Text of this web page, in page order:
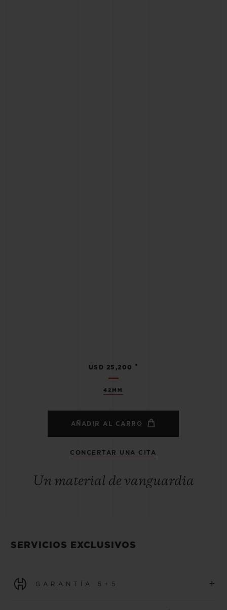
42MM
USD 25,200 •
AÑADIR AL CARRO
CONCERTAR UNA CITA
Un material de vanguardia
SERVICIOS EXCLUSIVOS
GARANTÍA 5+5 +